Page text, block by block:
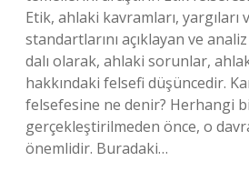
Etik, ahlaki kavramları, yargıları
standartlarını açıklayan ve
dalı olarak, ahlaki sorunlar,
hakkındaki felsefi düşüncedir.
felsefesine ne denir? Herhangi
gerçekleştirilmeden önce, o
önemlidir. Buradaki…